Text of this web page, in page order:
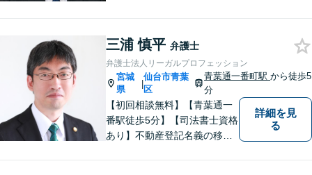
か？
三浦 慎平 弁護士
弁護士法人リーガルプロフェッション
宮城
県
|
仙台市青葉
区
青葉通一番町駅から徒歩5
分
【初回相談無料】【青葉通一
番駅徒歩5分】【司法書士資格
あり】不動産登記名義の移転
詳細を見
る